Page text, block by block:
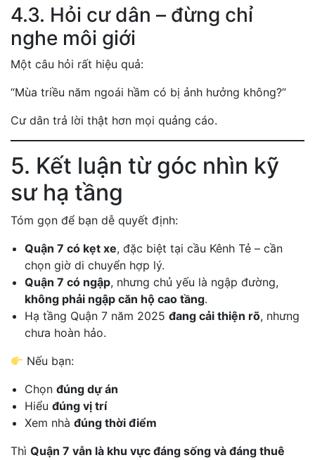
4.3. Hỏi cư dân – đừng chỉ
nghe môi giới
Một câu hỏi rất hiệu quả:
“Mùa triều năm ngoái hầm có bị ảnh hưởng không?”
Cư dân trả lời thật hơn mọi quảng cáo.
5. Kết luận từ góc nhìn kỹ
sư hạ tầng
Tóm gọn để bạn dễ quyết định:
Quận 7 có kẹt xe, đặc biệt tại cầu Kênh Tẻ – cần
chọn giờ di chuyển hợp lý.
Quận 7 có ngập, nhưng chủ yếu là ngập đường,
không phải ngập căn hộ cao tầng.
Hạ tầng Quận 7 năm 2025 đang cải thiện rõ, nhưng
chưa hoàn hảo.
Nếu bạn:
Chọn đúng dự án
Hiểu đúng vị trí
Xem nhà đúng thời điểm
Thì Quận 7 vẫn là khu vực đáng sống và đáng thuê